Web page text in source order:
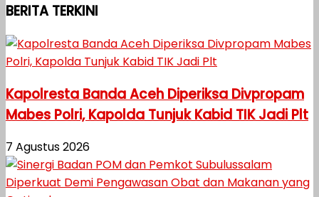
BERITA TERKINI
Kapolresta Banda Aceh Diperiksa Divpropam
Mabes Polri, Kapolda Tunjuk Kabid TIK Jadi Plt
7 Agustus 2026